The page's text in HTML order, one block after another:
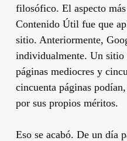
filosófico. El aspecto
Contenido Útil fue que
sitio. Anteriormente,
individualmente. Un sitio
páginas mediocres y
cincuenta páginas
por sus propios méritos.
Eso se acabó. De un día